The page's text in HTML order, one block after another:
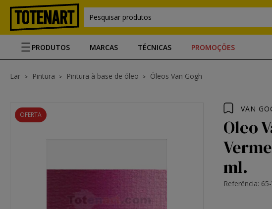
Pesquisar produtos
PRODUTOS MARCAS TÉCNICAS PROMOÇÕES
Lar Pintura Pintura à base de óleo Óleos Van Gogh
OFERTA
VAN
Oleo
ml.
Referência: